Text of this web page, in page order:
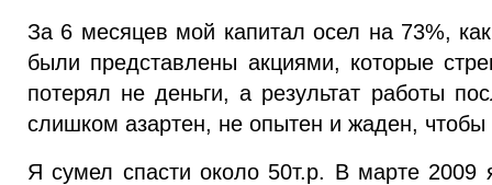
За 6 месяцев мой капитал осел на 73%,
были представлены акциями, которые
потерял не деньги, а результат работы
слишком азартен, не опытен и жаден, чтобы
Я сумел спасти около 50т.р. В марте 2009